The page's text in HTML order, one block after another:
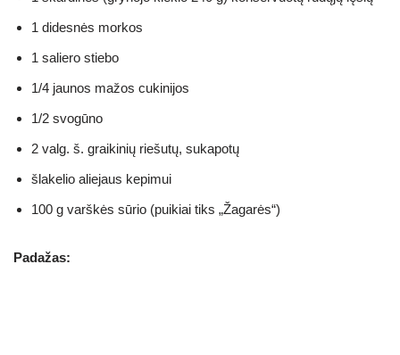
1 didesnės morkos
1 saliero stiebo
1/4 jaunos mažos cukinijos
1/2 svogūno
2 valg. š. graikinių riešutų, sukapotų
šlakelio aliejaus kepimui
100 g varškės sūrio (puikiai tiks „Žagarės“)
Padažas: